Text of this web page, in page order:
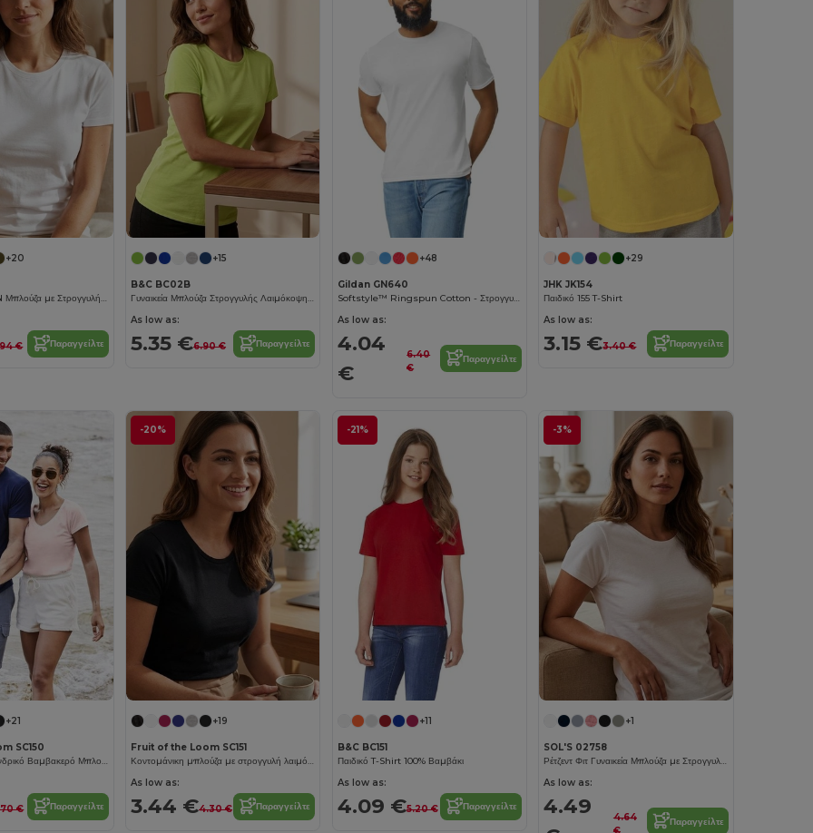
+20
REGENT WOMEN Μπλούζα με Στρογγυλή Λαιμόκοψη
€ Παραγγείλτε
+15
B&C BC02B
Γυναικεία Μπλούζα Στρογγυλής Λαιμόκοψης 150 Organic
As low as:
5.35 €6.90 € Παραγγείλτε
+48
Gildan GN640
Softstyle™ Ringspun Cotton - Στρογγυλή Λαιμόκοψη - Υψηλής Ποιότητας - Κανονική Εφαρμογή T-Shirt
As low as:
4.04
€
6.40
€
Παραγγείλτε
+29
JHK JK154
Παιδικό 155 T-Shirt
As low as:
3.15 €3.40 € Παραγγείλτε
+21
SC150
Απόλυτη Άνεση Ανδρικό Βαμβακερό Μπλουζάκι
€ Παραγγείλτε
-20%
+19
Fruit of the Loom SC151
Κοντομάνικη μπλούζα με στρογγυλή λαιμόκοψη 150
As low as:
3.44 €4.30 € Παραγγείλτε
-21%
+11
B&C BC151
Παιδικό T-Shirt 100% Βαμβάκι
As low as:
4.09 €5.20 € Παραγγείλτε
-3%
+1
SOL'S 02758
Ρέτζεντ Φιτ Γυναικεία Μπλούζα με Στρογγυλή Λαιμόκοψη και Στενή Εφαρμογή
As low as:
4.49
4.64
€
Παραγγείλτε